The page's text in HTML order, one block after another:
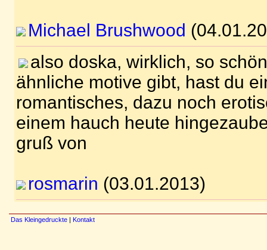
Michael Brushwood
also doska, wirklich, so
ähnliche motive gibt, hast du
romantisches, dazu noch
einem hauch heute
gruß von
rosmarin (03.01.2013)
Das Kleingedruckte | Kontakt